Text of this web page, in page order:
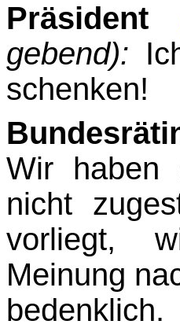
gebend):
schenken!
Wir haben
nicht
vorliegt,
Meinung
bedenklich.